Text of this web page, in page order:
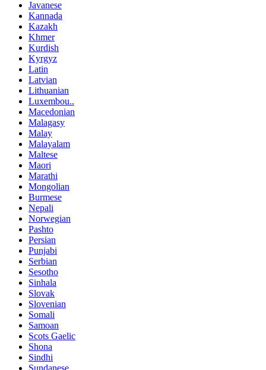
Javanese
Kannada
Kazakh
Khmer
Kurdish
Kyrgyz
Latin
Latvian
Lithuanian
Luxembou..
Macedonian
Malagasy
Malay
Malayalam
Maltese
Maori
Marathi
Mongolian
Burmese
Nepali
Norwegian
Pashto
Persian
Punjabi
Serbian
Sesotho
Sinhala
Slovak
Slovenian
Somali
Samoan
Scots Gaelic
Shona
Sindhi
Sundanese